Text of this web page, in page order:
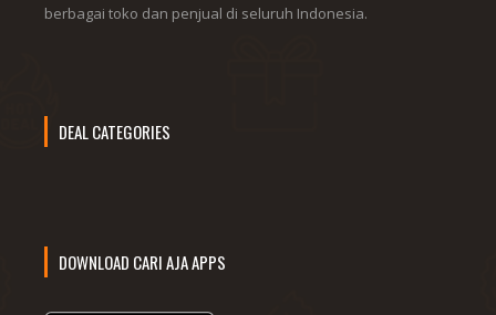
berbagai toko dan penjual di seluruh Indonesia.
DEAL CATEGORIES
DOWNLOAD CARI AJA APPS